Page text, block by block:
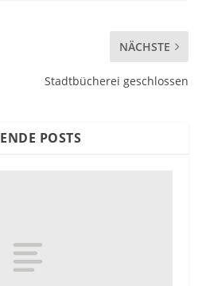
NÄCHSTE
Stadtbücherei geschlossen
POSTS